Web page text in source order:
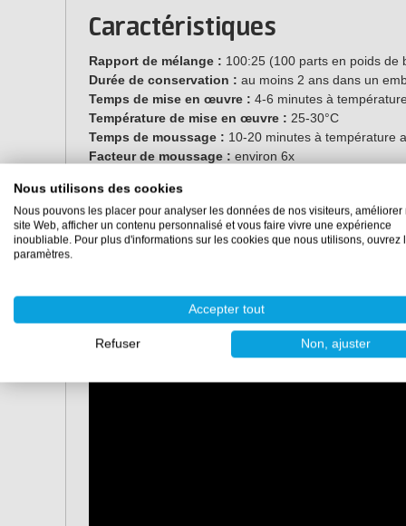
Caractéristiques
Rapport de mélange : 100:25 (100 parts en poids de
Durée de conservation : au moins 2 ans dans un
Temps de mise en œuvre : 4-6 minutes à
Température de mise en œuvre : 25-30°C
Temps de moussage : 10-20 minutes à température
Facteur de moussage : environ 6x
Durcissement complet :
Résistance à la chaleur :jusqu'à 75°C
Seule l'isolation est importante et la dureté et la
Nous utilisons des cookies
Nous pouvons les placer pour analyser les données de nos visiteurs, améliorer
site Web, afficher un contenu personnalisé et vous faire vivre une expérience
inoubliable. Pour plus d'informations sur les cookies que nous utilisons, ouvrez
paramètres.
Accepter tout
Refuser Non, ajuster